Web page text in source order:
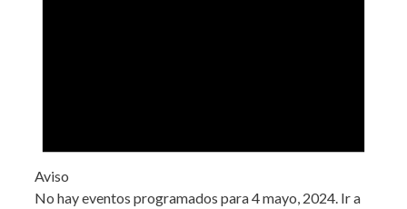
Aviso
No hay eventos programados para 4 mayo, 2024. Ir a